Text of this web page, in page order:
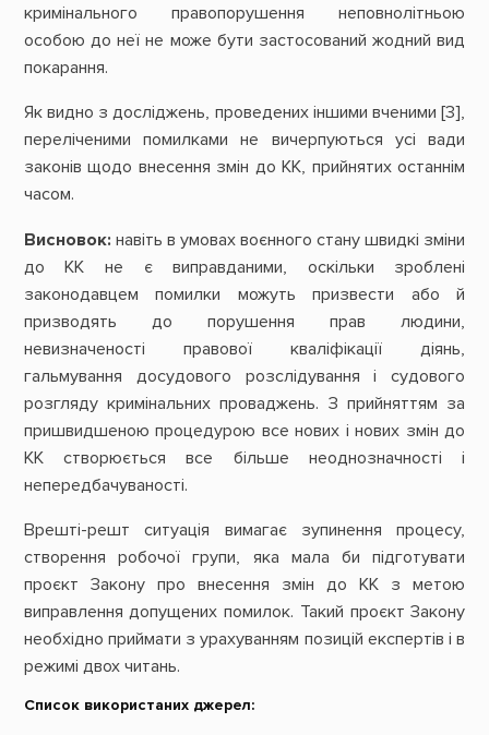
кримінального правопорушення неповнолітньою
особою до неї не може бути застосований жодний вид
покарання.
Як видно з досліджень, проведених іншими вченими [3],
переліченими помилками не вичерпуються усі вади
законів щодо внесення змін до КК, прийнятих останнім
часом.
Висновок: навіть в умовах воєнного стану швидкі зміни
до КК не є виправданими, оскільки зроблені
законодавцем помилки можуть призвести або й
призводять до порушення прав людини,
невизначеності правової кваліфікації діянь,
гальмування досудового розслідування і судового
розгляду кримінальних проваджень. З прийняттям за
пришвидшеною процедурою все нових і нових змін до
КК створюється все більше неоднозначності і
непередбачуваності.
Врешті-решт ситуація вимагає зупинення процесу,
створення робочої групи, яка мала би підготувати
проєкт Закону про внесення змін до КК з метою
виправлення допущених помилок. Такий проєкт Закону
необхідно приймати з урахуванням позицій експертів і в
режимі двох читань.
Список використаних джерел: